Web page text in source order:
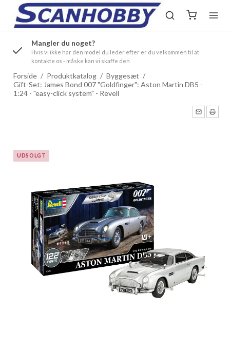
Mangler du noget?
Hvis vi ikke har den model du leder efter er du velkommen til at
kontakte os - måske kan vi skaffe den
Forside / Produktkatalog / Byggesæt /
Gift-Set: James Bond 007 "Goldfinger": Aston Martin DB5 -
1:24 - "easy-click system" - Revell
UDSOLGT